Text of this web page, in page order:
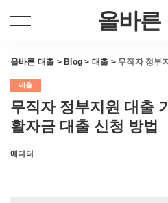
올바른
올바른 대출 > Blog > 대출 > 무직자 정부지원
대출
무직자 정부지원 대출
활자금 대출 신청 방법
Posted
에디터